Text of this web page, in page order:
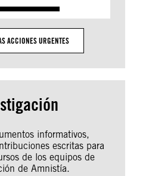
ACCIONES URGENTES
informativos,
escritas para
de los equipos de
de Amnistía.